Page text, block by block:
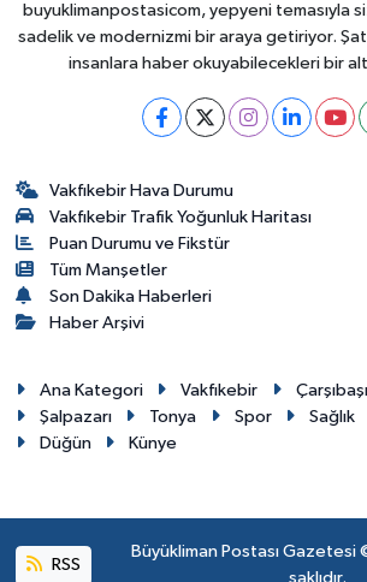
buyuklimanpostasicom, yepyeni temasıyla
sadelik ve modernizmi bir araya getiriyor.
insanlara haber okuyabilecekleri bir
Vakfıkebir Hava Durumu
Vakfıkebir Trafik Yoğunluk Haritası
Puan Durumu ve Fikstür
Tüm Manşetler
Son Dakika Haberleri
Haber Arşivi
Ana Kategori Vakfıkebir Çarşıbaşı
Şalpazarı
Tonya Spor Sağlık
Düğün
Künye
RSS
Büyükliman Postası Gazetesi
saklıdır.